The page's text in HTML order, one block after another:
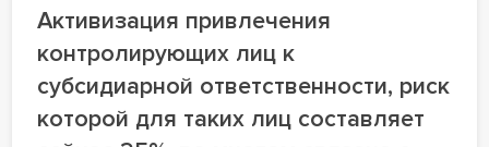
Активизация привлечения
контролирующих лиц к
субсидиарной ответственности, риск
которой для таких лиц составляет